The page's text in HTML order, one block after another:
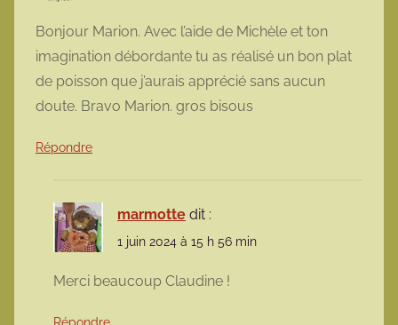
Bonjour Marion. Avec l’aide de Michèle et ton
imagination débordante tu as réalisé un bon plat
de poisson que j’aurais apprécié sans aucun
doute. Bravo Marion. gros bisous
Répondre
marmotte dit :
1 juin 2024 à 15 h 56 min
Merci beaucoup Claudine !